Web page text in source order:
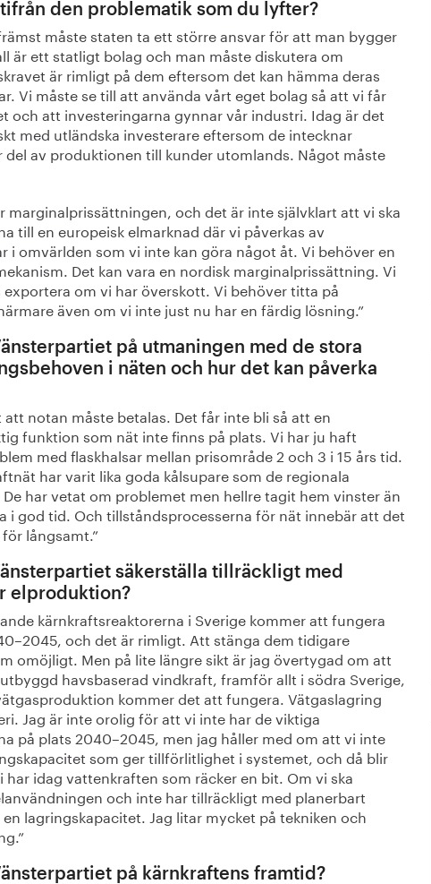
den problematik som du lyfter?
måste staten ta ett större ansvar för att man bygger
är ett statligt bolag och man måste diskutera om
är rimligt på dem eftersom det kan hämma deras
Vi måste se till att använda vårt eget bolag så att vi får
och att investeringarna gynnar vår industri. Idag är det
med utländska investerare eftersom de intecknar
del av produktionen till kunder utomlands. Något måste
marginalprissättningen, och det är inte självklart att vi ska
till en europeisk elmarknad där vi påverkas av
i omvärlden som vi inte kan göra något åt. Vi behöver en
Det kan vara en nordisk marginalprissättning. Vi
exportera om vi har överskott. Vi behöver titta på
även om vi inte just nu har en färdig lösning.”
på utmaningen med de stora
i näten och hur det kan påverka
att notan måste betalas. Det får inte bli så att en
funktion som nät inte finns på plats. Vi har ju haft
med flaskhalsar mellan prisområde 2 och 3 i 15 års tid.
har varit lika goda kålsupare som de regionala
har vetat om problemet men hellre tagit hem vinster än
i god tid. Och tillståndsprocesserna för nät innebär att det
långsamt.”
säkerställa tillräckligt med
elproduktion?
kärnkraftsreaktorerna i Sverige kommer att fungera
och det är rimligt. Att stänga dem tidigare
omöjligt. Men på lite längre sikt är jag övertygad om att
havsbaserad vindkraft, framför allt i södra Sverige,
kommer det att fungera. Vätgaslagring
Jag är inte orolig för att vi inte har de viktiga
på plats 2040–2045, men jag håller med om att vi inte
som ger tillförlitlighet i systemet, och då blir
har idag vattenkraften som räcker en bit. Om vi ska
och inte har tillräckligt med planerbart
lagringskapacitet. Jag litar mycket på tekniken och
på kärnkraftens framtid?